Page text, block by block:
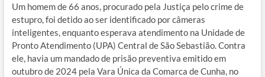
Um homem de 66 anos, procurado pela Justiça pelo crime de
estupro, foi detido ao ser identificado por câmeras
inteligentes, enquanto esperava atendimento na Unidade de
Pronto Atendimento (UPA) Central de São Sebastião.Contra
ele, havia um mandado de prisão preventiva emitido em
outubro de 2024 pela Vara Única da Comarca de Cunha, no